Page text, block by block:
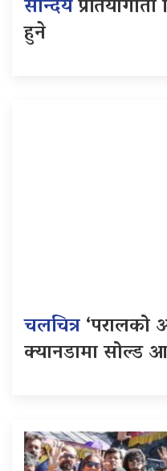
सौन्दर्य
हुने
चलचित्र‘परालको
क्यानडामा सोल्ड